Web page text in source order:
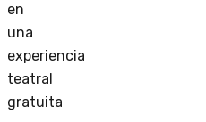
en
una
experiencia
teatral
gratuita